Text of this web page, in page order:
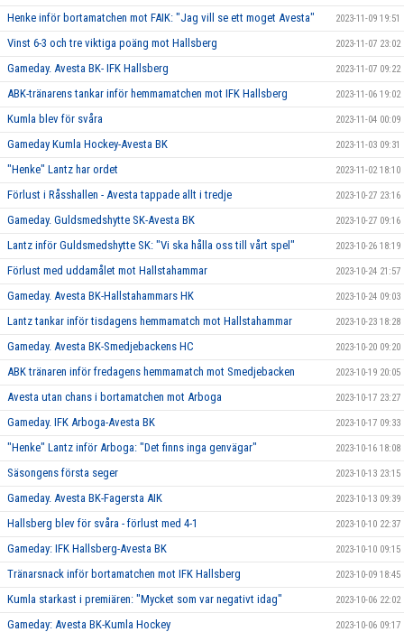
Henke inför bortamatchen mot FAIK: "Jag vill se ett moget Avesta" 2023-11-09 19:51
Vinst 6-3 och tre viktiga poäng mot Hallsberg 2023-11-07 23:02
Gameday. Avesta BK- IFK Hallsberg 2023-11-07 09:22
ABK-tränarens tankar inför hemmamatchen mot IFK Hallsberg 2023-11-06 19:02
Kumla blev för svåra 2023-11-04 00:09
Gameday Kumla Hockey-Avesta BK 2023-11-03 09:31
"Henke" Lantz har ordet 2023-11-02 18:10
Förlust i Råsshallen - Avesta tappade allt i tredje 2023-10-27 23:16
Gameday. Guldsmedshytte SK-Avesta BK 2023-10-27 09:16
Lantz inför Guldsmedshytte SK: "Vi ska hålla oss till vårt spel" 2023-10-26 18:19
Förlust med uddamålet mot Hallstahammar 2023-10-24 21:57
Gameday. Avesta BK-Hallstahammars HK 2023-10-24 09:03
Lantz tankar inför tisdagens hemmamatch mot Hallstahammar 2023-10-23 18:28
Gameday. Avesta BK-Smedjebackens HC 2023-10-20 09:20
ABK tränaren inför fredagens hemmamatch mot Smedjebacken 2023-10-19 20:05
Avesta utan chans i bortamatchen mot Arboga 2023-10-17 23:27
Gameday. IFK Arboga-Avesta BK 2023-10-17 09:33
"Henke" Lantz inför Arboga: "Det finns inga genvägar" 2023-10-16 18:08
Säsongens första seger 2023-10-13 23:15
Gameday. Avesta BK-Fagersta AIK 2023-10-13 09:39
Hallsberg blev för svåra - förlust med 4-1 2023-10-10 22:37
Gameday: IFK Hallsberg-Avesta BK 2023-10-10 09:15
Tränarsnack inför bortamatchen mot IFK Hallsberg 2023-10-09 18:45
Kumla starkast i premiären: "Mycket som var negativt idag" 2023-10-06 22:02
Gameday: Avesta BK-Kumla Hockey 2023-10-06 09:17